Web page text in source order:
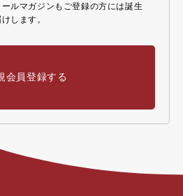
ルマガジンもご登録の方には誕生
します。
会員登録する